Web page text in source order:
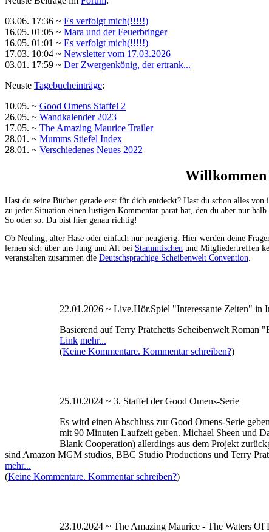
03.06. 17:36 ~ Es verfolgt mich(!!!!!)
16.05. 01:05 ~ Mara und der Feuerbringer
16.05. 01:01 ~ Es verfolgt mich(!!!!!)
17.03. 10:04 ~ Newsletter vom 17.03.2026
03.01. 17:59 ~ Der Zwergenkönig, der ertrank...
Neuste Tagebucheinträge:
10.05. ~ Good Omens Staffel 2
26.05. ~ Wandkalender 2023
17.05. ~ The Amazing Maurice Trailer
28.01. ~ Mumms Stiefel Index
28.01. ~ Verschiedenes Neues 2022
Willkommen
Hast du seine Bücher gerade erst für dich entdeckt? Hast du schon alles
zu jeder Situation einen lustigen Kommentar parat hat, den du aber nur halb
So oder so: Du bist hier genau richtig!
Ob Neuling, alter Hase oder einfach nur neugierig: Hier werden deine
lernen sich über uns Jung und Alt bei Stammtischen und Mitgliedertreffen
veranstalten zusammen die Deutschsprachige Scheibenwelt Convention
22.01.2026 ~ Live.Hör.Spiel "Interessante Zeiten" in
Basierend auf Terry Pratchetts Scheibenwelt
Link mehr...
(Keine Kommentare. Kommentar schreiben?)
25.10.2024 ~ 3. Staffel der Good Omens-Serie
Es wird einen Abschluss zur Good Omens-Serie
mit 90 Minuten Laufzeit geben. Michael Sheen und
Blank Cooperation) allerdings aus dem Projekt
sind Amazon MGM studios, BBC Studio Productions und Terry
mehr...
(Keine Kommentare. Kommentar schreiben?)
23.10.2024 ~ The Amazing Maurice - The Waters Of